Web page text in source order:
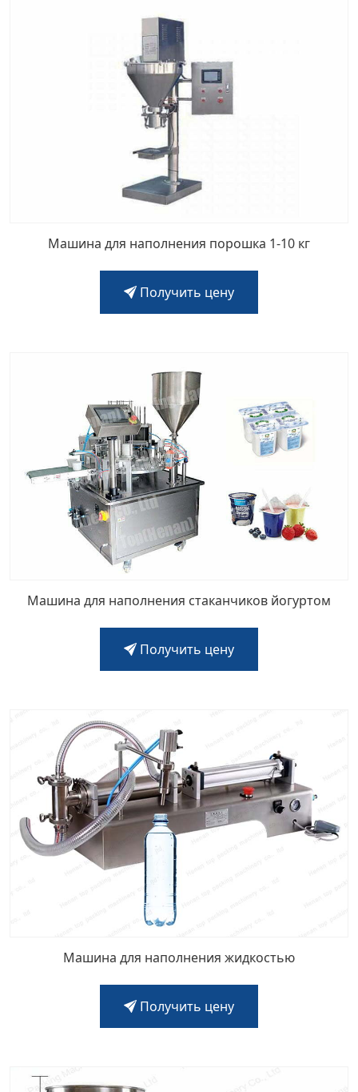
Машина для наполнения порошка 1-10 кг
Получить цену
Машина для наполнения стаканчиков йогуртом
Получить цену
Машина для наполнения жидкостью
Получить цену